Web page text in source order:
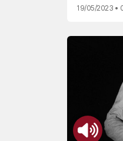
19/05/2023 •